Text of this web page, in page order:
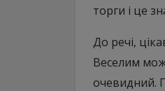
торги і це
До речі,
Веселим
очевидний.